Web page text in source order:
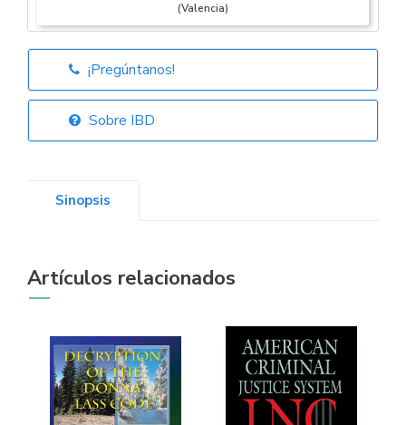
(Valencia)
Librería Elías
(Málaga)
¡Pregúntanos!
Sobre IBD
Sinopsis
Artículos relacionados